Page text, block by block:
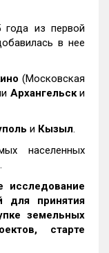
года из первой
в нее
(Московская
Архангельски
и Кызыл.
населенных
.
исследование
для принятия
земельных
старте